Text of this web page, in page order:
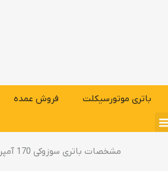
باتری موتورسیکلت فروش عمده
مشخصات باتری سوزوکی 170 آمپر